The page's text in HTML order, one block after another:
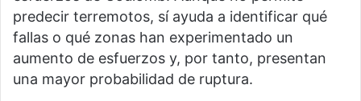
predecir terremotos, sí ayuda a identificar qué
fallas o qué zonas han experimentado un
aumento de esfuerzos y, por tanto, presentan
una mayor probabilidad de ruptura.